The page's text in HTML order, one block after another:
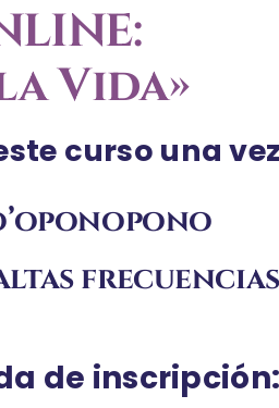
Vida»
curso una
frecuencias
de inscripción: